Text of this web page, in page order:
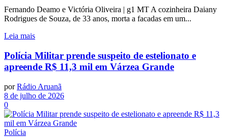
Fernando Deamo e Victória Oliveira | g1 MT A cozinheira Daiany
Rodrigues de Souza, de 33 anos, morta a facadas em um...
Leia mais
Polícia Militar prende suspeito de estelionato e
apreende R$ 11,3 mil em Várzea Grande
por Rádio Aruanã
8 de julho de 2026
0
Polícia